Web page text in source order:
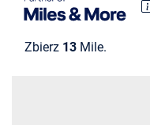
Zbierz 13 Mile.